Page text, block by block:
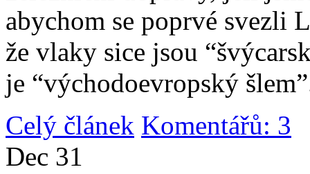
abychom se poprvé svezli
že vlaky sice jsou
je “východoevropský
Celý článek Komentářů: 3
Dec 31